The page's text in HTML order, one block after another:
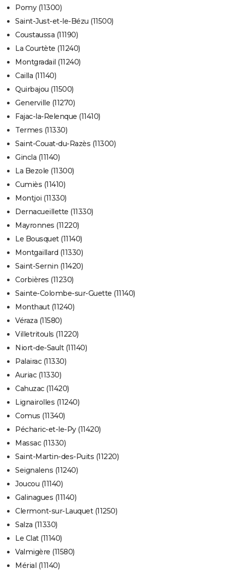
Pomy (11300)
Saint-Just-et-le-Bézu (11500)
Coustaussa (11190)
La Courtète (11240)
Montgradail (11240)
Cailla (11140)
Quirbajou (11500)
Generville (11270)
Fajac-la-Relenque (11410)
Termes (11330)
Saint-Couat-du-Razès (11300)
Gincla (11140)
La Bezole (11300)
Cumiès (11410)
Montjoi (11330)
Dernacueillette (11330)
Mayronnes (11220)
Le Bousquet (11140)
Montgaillard (11330)
Saint-Sernin (11420)
Corbières (11230)
Sainte-Colombe-sur-Guette (11140)
Monthaut (11240)
Véraza (11580)
Villetritouls (11220)
Niort-de-Sault (11140)
Palairac (11330)
Auriac (11330)
Cahuzac (11420)
Lignairolles (11240)
Comus (11340)
Pécharic-et-le-Py (11420)
Massac (11330)
Saint-Martin-des-Puits (11220)
Seignalens (11240)
Joucou (11140)
Galinagues (11140)
Clermont-sur-Lauquet (11250)
Salza (11330)
Le Clat (11140)
Valmigère (11580)
Mérial (11140)